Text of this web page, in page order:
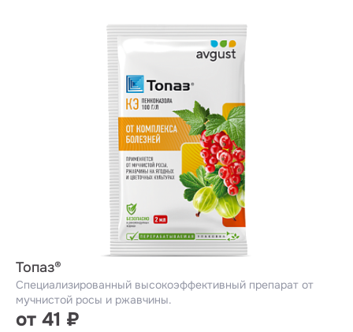
Топаз®
Специализированный высокоэффективный препарат от
мучнистой росы и ржавчины.
от 41 ₽